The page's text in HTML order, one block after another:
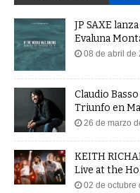
JP SAXE
Evaluna
08 de abril de
Claudio
Triunfo en
26 de marzo
KEITH
Live at the
02 de octubre